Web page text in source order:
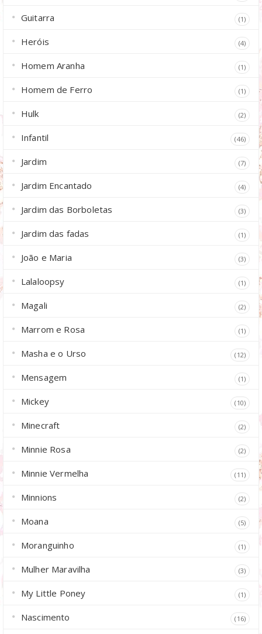
Guitarra (1)
Heróis (4)
Homem Aranha (1)
Homem de Ferro (1)
Hulk (2)
Infantil (46)
Jardim (7)
Jardim Encantado (4)
Jardim das Borboletas (3)
Jardim das fadas (1)
João e Maria (3)
Lalaloopsy (1)
Magali (2)
Marrom e Rosa (1)
Masha e o Urso (12)
Mensagem (1)
Mickey (10)
Minecraft (2)
Minnie Rosa (2)
Minnie Vermelha (11)
Minnions (2)
Moana (5)
Moranguinho (1)
Mulher Maravilha (3)
My Little Poney (1)
Nascimento (16)